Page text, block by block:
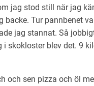
jag stod still när jag
backe. Tur pannbenet
jag stannat. Så
i skokloster blev det. 9
och sen pizza och öl